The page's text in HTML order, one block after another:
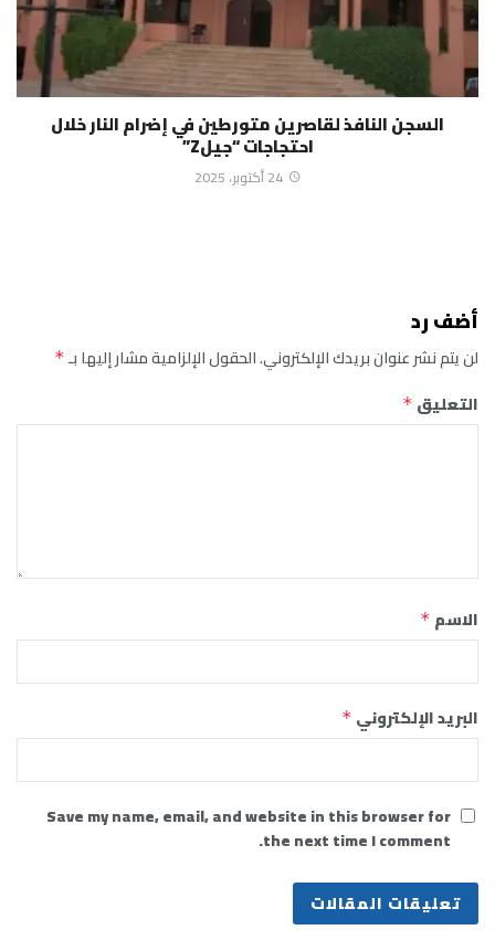
السجن النافذ لقاصرين متورطين في إضرام النار خلال
احتجاجات “جيلZ”
24 أكتوبر، 2025
أضف رد
لن يتم نشر عنوان بريدك الإلكتروني.الحقول الإلزامية مشار إليها بـ*
التعليق *
الاسم *
البريد الإلكتروني *
Save my name, email, and website in this browser for
the next time I comment.